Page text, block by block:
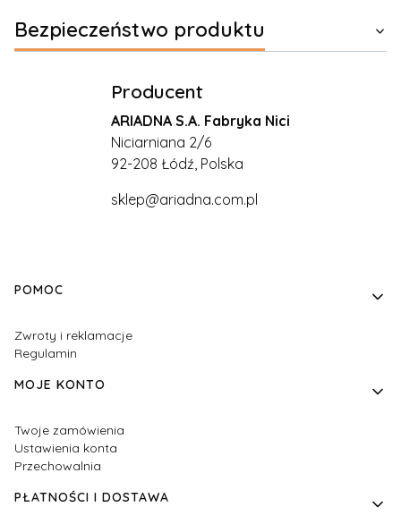
Bezpieczeństwo produktu
Producent
ARIADNA S.A. Fabryka Nici
Niciarniana 2/6
92-208 Łódź, Polska
sklep@ariadna.com.pl
Linki w stopce
POMOC
Zwroty i reklamacje
Regulamin
MOJE KONTO
Twoje zamówienia
Ustawienia konta
Przechowalnia
PŁATNOŚCI I DOSTAWA